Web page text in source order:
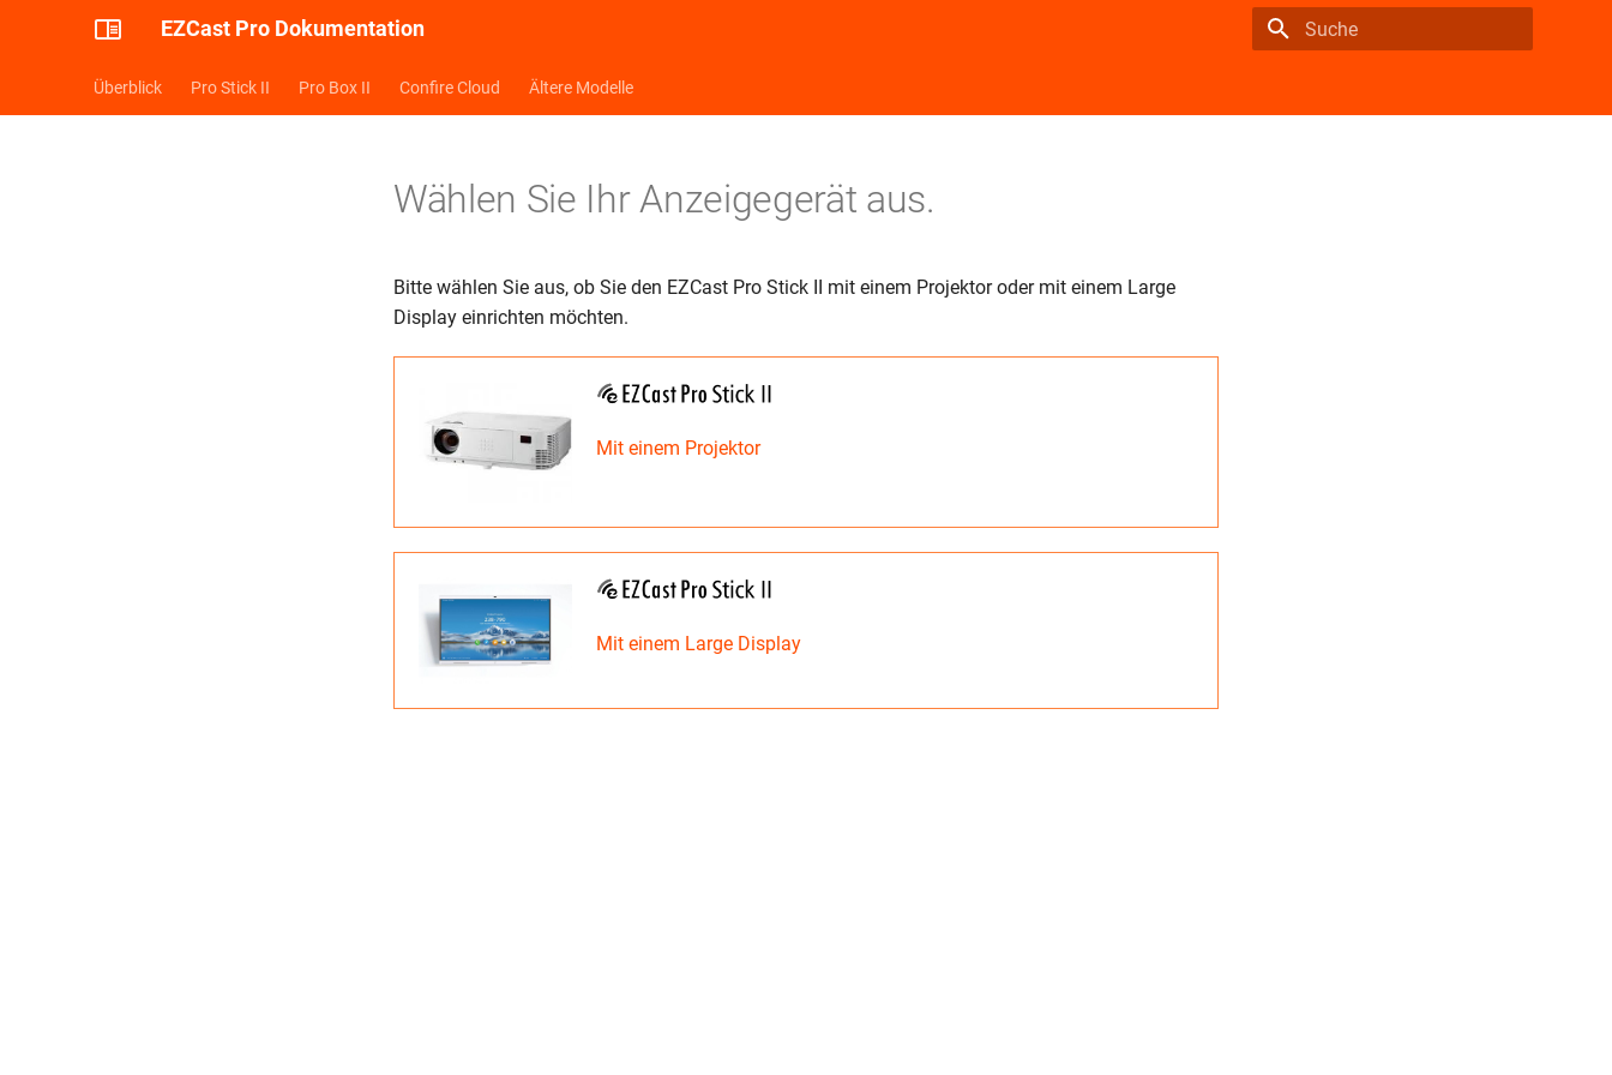
EZCast Pro Dokumentation
Überblick Pro Stick II Pro Box II Confire Cloud Ältere Modelle
Wählen Sie Ihr Anzeigegerät aus.
Bitte wählen Sie aus, ob Sie den EZCast Pro Stick II mit einem Projektor oder mit einem Large
Display einrichten möchten.
Mit einem Projektor
Mit einem Large Display